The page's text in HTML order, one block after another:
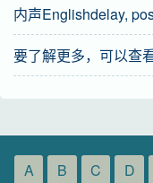
内声Englishdelay,
要了解更多，可以查
A B C D